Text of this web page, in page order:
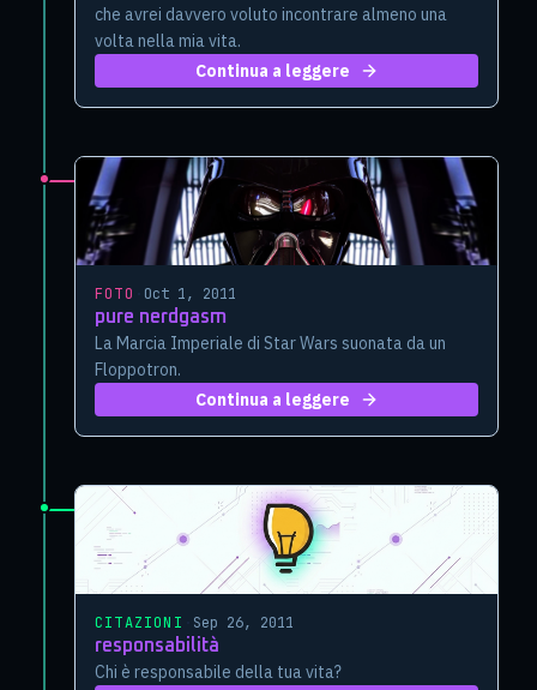
che avrei davvero voluto incontrare almeno una
volta nella mia vita.
Continua a leggere
FOTO
Oct 1, 2011
pure nerdgasm
La Marcia Imperiale di Star Wars suonata da un
Floppotron.
Continua a leggere
CITAZIONI
Sep 26, 2011
responsabilità
Chi è responsabile della tua vita?